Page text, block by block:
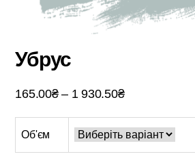
Убрус
165.00₴ – 1 930.50₴Діапазон
від
Об'єм